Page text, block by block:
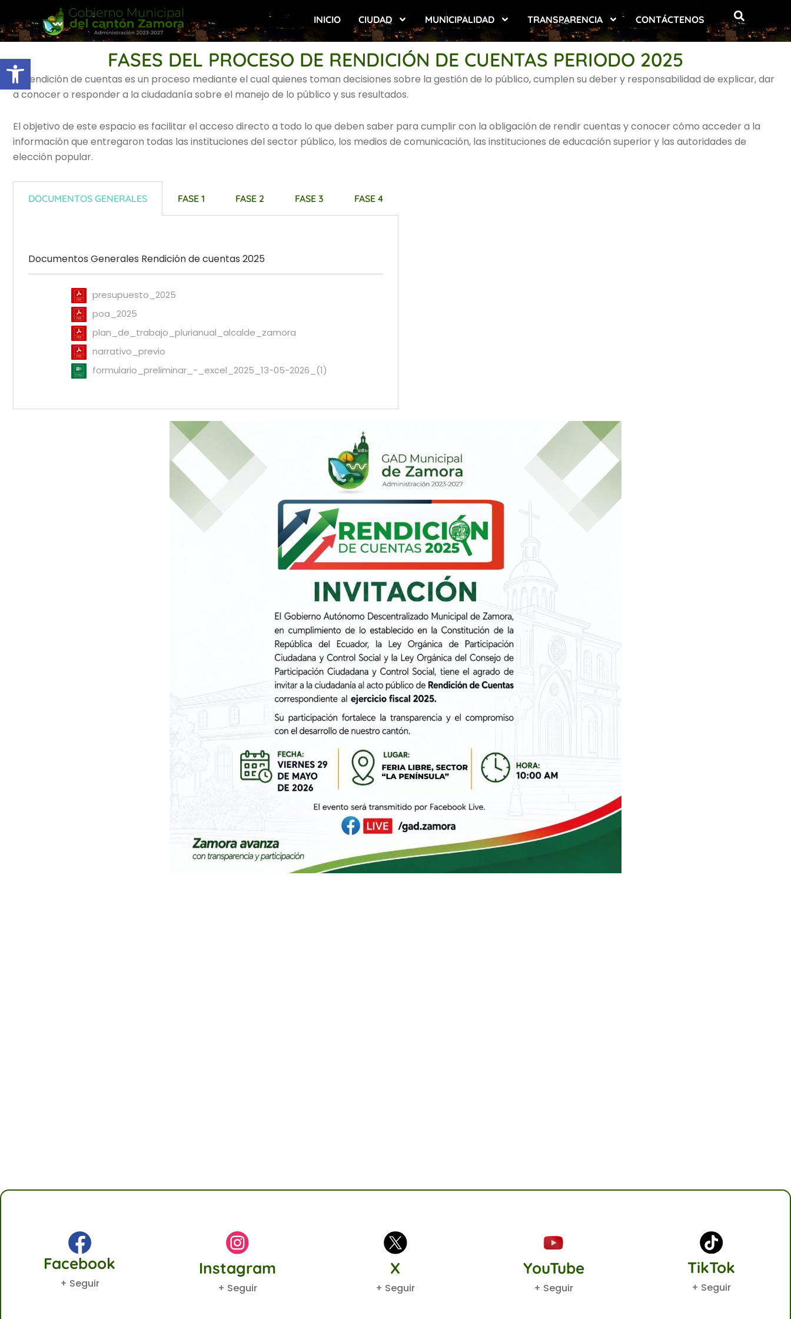
Abrir barra de herramientas
al
contenido
INICIO CIUDAD MUNICIPALIDAD TRANSPARENCIA CONTÁCTENOS
FASES DEL PROCESO DE RENDICIÓN DE CUENTAS PERIODO 2025
La rendición de cuentas es un proceso mediante el cual quienes toman decisiones sobre la gestión de lo público, cumplen su deber y responsabilidad de explicar, dar
a conocer o responder a la ciudadanía sobre el manejo de lo público y sus resultados.
El objetivo de este espacio es facilitar el acceso directo a todo lo que deben saber para cumplir con la obligación de rendir cuentas y conocer cómo acceder a la
información que entregaron todas las instituciones del sector público, los medios de comunicación, las instituciones de educación superior y las autoridades de
elección popular.
DOCUMENTOS GENERALES FASE 1 FASE 2 FASE 3 FASE 4
Documentos Generales Rendición de cuentas 2025
presupuesto_2025
poa_2025
plan_de_trabajo_plurianual_alcalde_zamora
narrativo_previo
formulario_preliminar_-_excel_2025_13-05-2026_(1)
Facebook
+ Seguir
Instagram
+ Seguir
X
+ Seguir
YouTube
+ Seguir
TikTok
+ Seguir